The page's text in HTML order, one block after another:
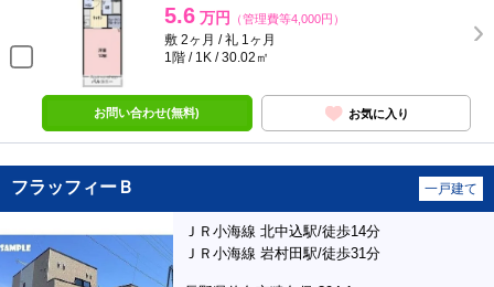
5.6 万円 （管理費等4,000円）
敷 2ヶ月 / 礼 1ヶ月
1階 / 1K / 30.02㎡
お問い合わせ(無料) お気に入り
フラッフィーＢ 一戸建て
ＪＲ小海線 北中込駅/徒歩14分
ＪＲ小海線 岩村田駅/徒歩31分